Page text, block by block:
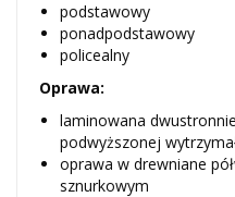
podstawowy
ponadpodstawowy
policealny
Oprawa:
laminowana
podwyższonej
oprawa w drewniane
sznurkowym